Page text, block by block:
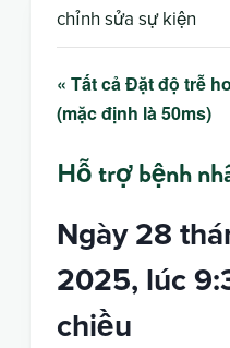
chỉnh sửa sự kiện
« Tất cả Đặt độ trễ
(mặc định là 50ms)
Hỗ trợ bệnh
Ngày 28
2025, lúc
chiều